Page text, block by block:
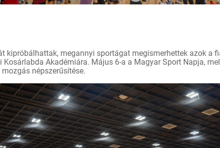
kipróbálhattak, megannyi sportágat megismerhettek azok a
Akadémiára. Május 6-a a Magyar Sport Napja,
népszerűsítése.